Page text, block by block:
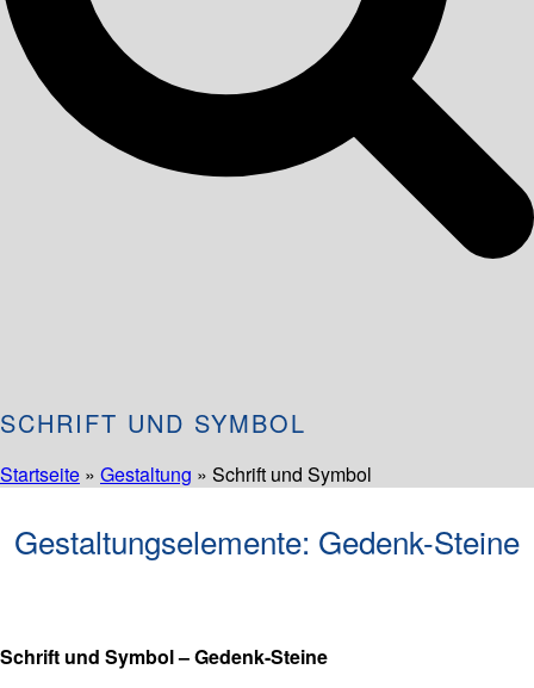
SCHRIFT UND SYMBOL
Startseite » Gestaltung » Schrift und Symbol
Gestaltungselemente: Gedenk-Steine
Schrift und Symbol – Gedenk-Steine